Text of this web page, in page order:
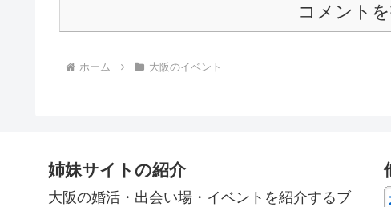
コメント
ホーム 大阪のイベント
姉妹サイトの紹介
大阪の婚活・出会い場・イベントを紹介するブ